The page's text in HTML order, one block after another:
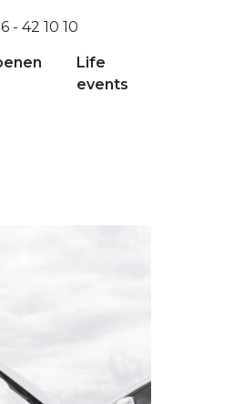
- 42 10 10
Life
events